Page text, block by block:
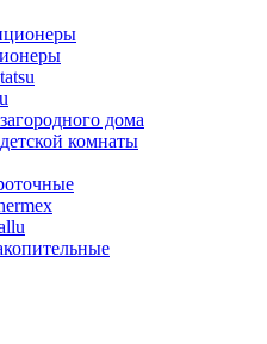
дома
комнаты